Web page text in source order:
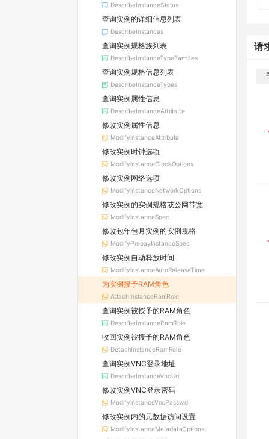
DescribeInstanceStatus
查询实例的详细信息列表
DescribeInstances
查询实例规格族列表
DescribeInstanceTypeFamilies
查询实例规格信息列表
DescribeInstanceTypes
查询实例属性信息
DescribeInstanceAttribute
修改实例属性信息
ModifyInstanceAttribute
修改实例时钟选项
ModifyInstanceClockOptions
修改实例网络选项
ModifyInstanceNetworkOptions
修改实例的实例规格或公网带宽
ModifyInstanceSpec
修改包年包月实例的实例规格
ModifyPrepayInstanceSpec
修改实例自动释放时间
ModifyInstanceAutoReleaseTime
为实例授予RAM角色
AttachInstanceRamRole
查询实例被授予的RAM角色
DescribeInstanceRamRole
收回实例被授予的RAM角色
DetachInstanceRamRole
查询实例VNC登录地址
DescribeInstanceVncUrl
修改实例VNC登录密码
ModifyInstanceVncPasswd
修改实例内的元数据访问设置
ModifyInstanceMetadataOptions
请